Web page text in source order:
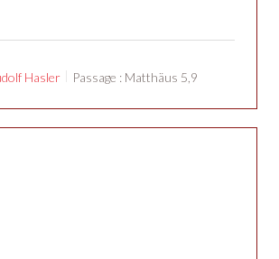
Hasler Passage : Matthäus 5,9